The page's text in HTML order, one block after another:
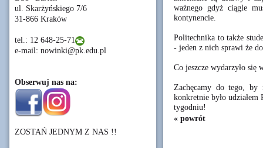
ul. Skarżyńskiego 7/6
31-866 Kraków
tel.: 12 648-25-71
e-mail: nowinki@pk.edu.pl
Obserwuj nas na:
ZOSTAŃ JEDNYM Z NAS !!
ważnego gdyż ciągle
kontynencie.
Politechnika to także
- jeden z nich sprawi że
Co jeszcze wydarzyło
Zachęcamy do tego,
konkretnie było
tygodniu!
« powrót